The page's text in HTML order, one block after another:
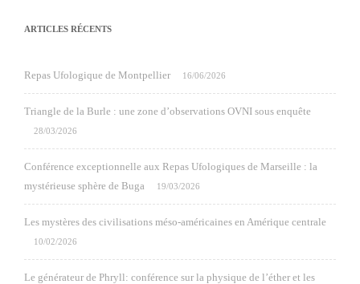
ARTICLES RÉCENTS
Repas Ufologique de Montpellier 16/06/2026
Triangle de la Burle : une zone d’observations OVNI sous enquête
28/03/2026
Conférence exceptionnelle aux Repas Ufologiques de Marseille : la
mystérieuse sphère de Buga
19/03/2026
Les mystères des civilisations méso-américaines en Amérique centrale
10/02/2026
Le générateur de Phryll: conférence sur la physique de l’éther et les